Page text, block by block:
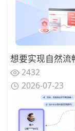
2432
2026-07-23